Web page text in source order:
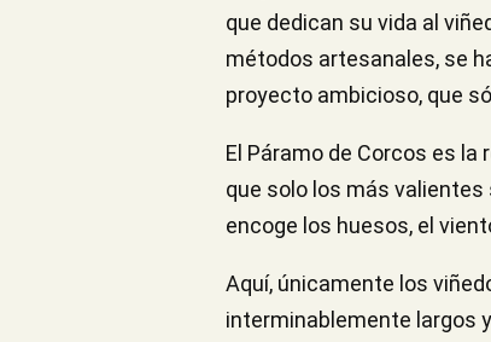
que dedican su vida al
métodos artesanales, se
proyecto ambicioso, que
El Páramo de Corcos es
que solo los más
encoge los huesos, el
Aquí, únicamente los
interminablemente largos